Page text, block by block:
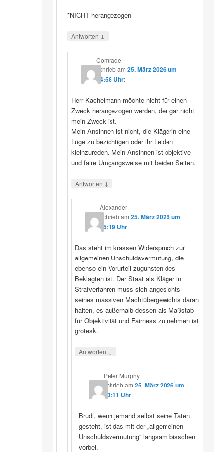
*NICHT herangezogen
Antworten ↓
Comrade
schriebam 25. März 2026 um
14:58 Uhr:
Herr Kachelmann möchte nicht für einen
Zweck herangezogen werden, der gar nicht
mein Zweck ist.
Mein Ansinnen ist nicht, die Klägerin eine
Lüge zu bezichtigen oder ihr Leiden
kleinzureden. Mein Ansinnen ist objektive
und faire Umgangsweise mit beiden Seiten.
Antworten ↓
Alexander
schriebam25. März 2026 um
15:19 Uhr:
Das steht im krassen Widerspruch zur
allgemeinen Unschuldsvermutung, die
ebenso ein Vorurteil zugunsten des
Beklagten ist. Der Staat als Kläger in
Strafverfahren muss sich angesichts
seines massiven Machtübergewichts daran
halten, es außerhalb dessen als Maßstab
für Objektivität und Fairness zu nehmen ist
grotesk.
Antworten ↓
Peter Murphy
schriebam 25. März 2026 um
23:11 Uhr:
Brudi, wenn jemand selbst seine Taten
gesteht, ist das mit der „allgemeinen
Unschuldsvermutung“ langsam bisschen
vorbei.